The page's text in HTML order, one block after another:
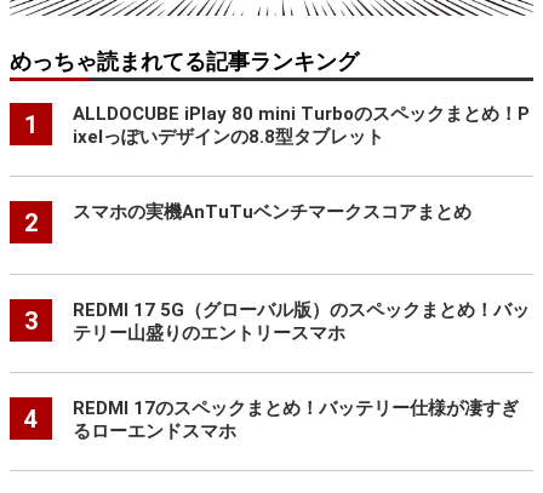
めっちゃ読まれてる記事ランキング
1
ALLDOCUBE iPlay 80 mini Turboのスペックまとめ！P
ixelっぽいデザインの8.8型タブレット
2 スマホの実機AnTuTuベンチマークスコアまとめ
3
REDMI 17 5G（グローバル版）のスペックまとめ！バッ
テリー山盛りのエントリースマホ
4
REDMI 17のスペックまとめ！バッテリー仕様が凄すぎ
るローエンドスマホ